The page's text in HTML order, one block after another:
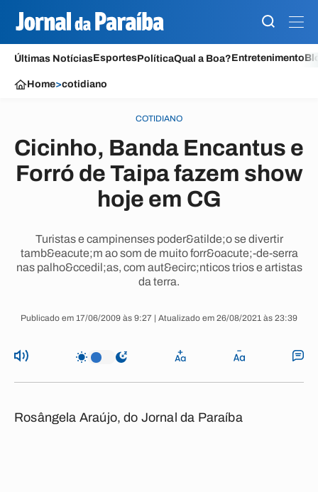
Últimas NotíciasEsportesPolíticaQual a Boa?Entretenimento
Home>cotidiano
COTIDIANO
Cicinho, Banda Encantus e
Forró de Taipa fazem show
hoje em CG
Turistas e campinenses poder&atilde;o se divertir
tamb&eacute;m ao som de muito forr&oacute;-de-serra
nas palho&ccedil;as, com aut&ecirc;nticos trios e artistas
da terra.
Publicado em 17/06/2009 às 9:27 | Atualizado em 26/08/2021 às 23:39
Rosângela Araújo, do Jornal da Paraíba